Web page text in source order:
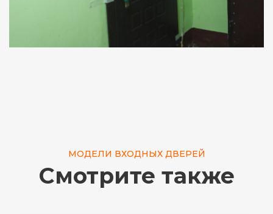
МОДЕЛИ ВХОДНЫХ ДВЕРЕЙ
Смотрите также